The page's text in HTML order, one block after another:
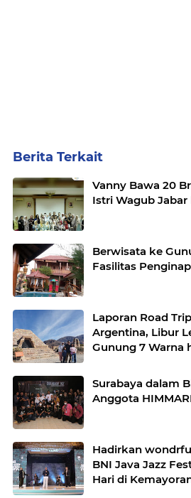
Berita Terkait
Vanny Bawa 20
Istri Wagub Jabar
Berwisata ke
Fasilitas
Laporan Road
Argentina, Libur
Gunung 7 Warna
Surabaya dalam
Anggota
Hadirkan
BNI Java Jazz
Hari di